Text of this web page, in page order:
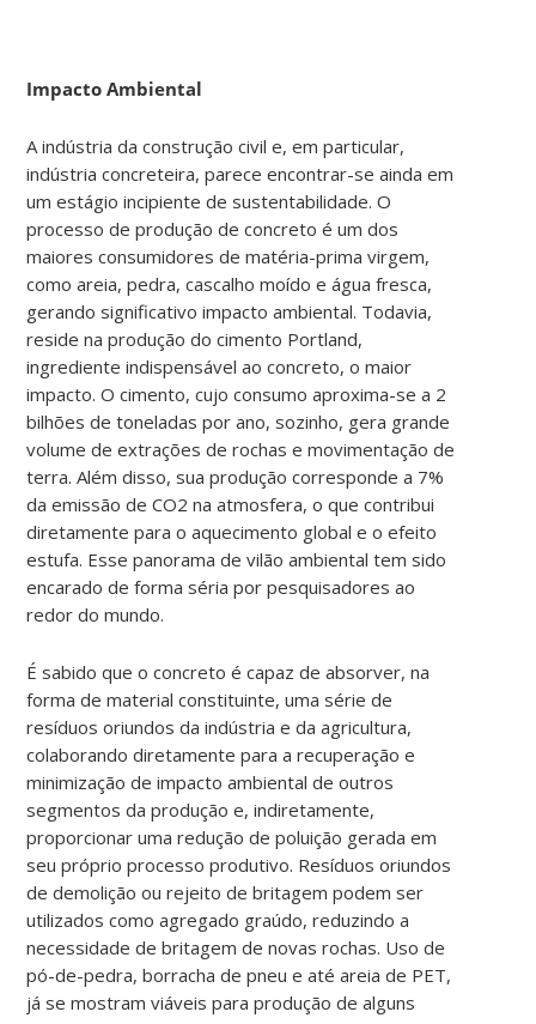
Impacto Ambiental
A indústria da construção civil e, em particular,
indústria concreteira, parece encontrar-se ainda em
um estágio incipiente de sustentabilidade. O
processo de produção de concreto é um dos
maiores consumidores de matéria-prima virgem,
como areia, pedra, cascalho moído e água fresca,
gerando significativo impacto ambiental. Todavia,
reside na produção do cimento Portland,
ingrediente indispensável ao concreto, o maior
impacto. O cimento, cujo consumo aproxima-se a 2
bilhões de toneladas por ano, sozinho, gera grande
volume de extrações de rochas e movimentação de
terra. Além disso, sua produção corresponde a 7%
da emissão de CO2 na atmosfera, o que contribui
diretamente para o aquecimento global e o efeito
estufa. Esse panorama de vilão ambiental tem sido
encarado de forma séria por pesquisadores ao
redor do mundo.
É sabido que o concreto é capaz de absorver, na
forma de material constituinte, uma série de
resíduos oriundos da indústria e da agricultura,
colaborando diretamente para a recuperação e
minimização de impacto ambiental de outros
segmentos da produção e, indiretamente,
proporcionar uma redução de poluição gerada em
seu próprio processo produtivo. Resíduos oriundos
de demolição ou rejeito de britagem podem ser
utilizados como agregado graúdo, reduzindo a
necessidade de britagem de novas rochas. Uso de
pó-de-pedra, borracha de pneu e até areia de PET,
já se mostram viáveis para produção de alguns